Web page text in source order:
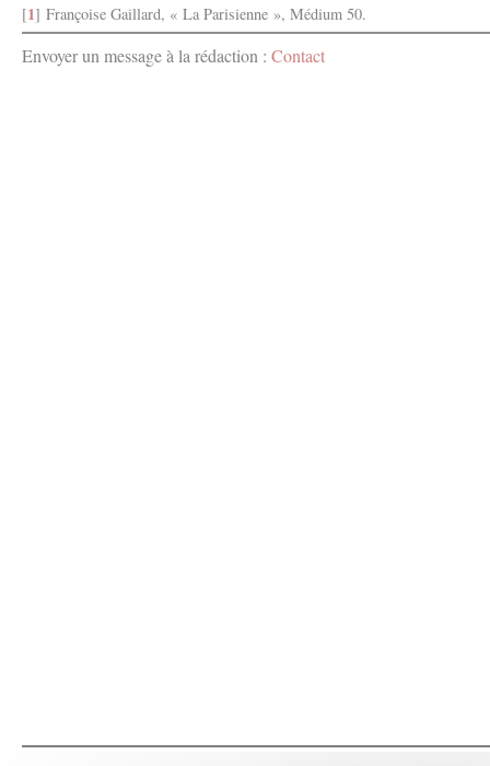
[1] Françoise Gaillard, « La Parisienne », Médium 50.
Envoyer un message à la rédaction : Contact